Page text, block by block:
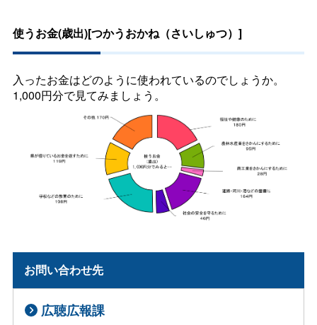
使うお金(歳出)[つかうおかね（さいしゅつ）]
入ったお金はどのように使われているのでしょうか。
1,000円分で見てみましょう。
お問い合わせ先
広聴広報課